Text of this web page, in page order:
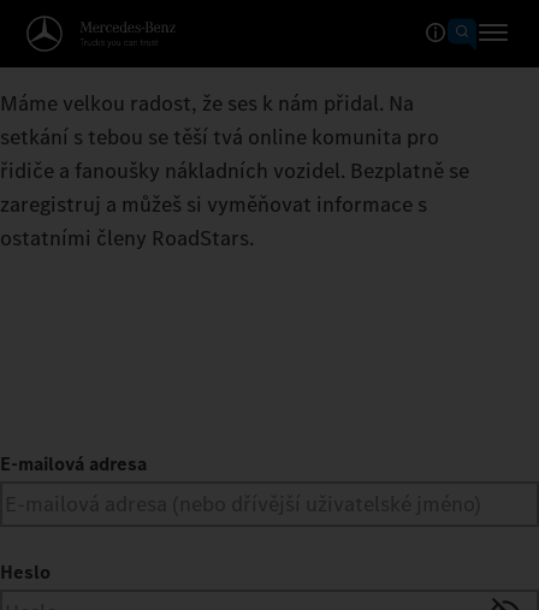
Máme velkou radost, že ses k nám přidal. Na
setkání s tebou se těší tvá online komunita pro
řidiče a fanoušky nákladních vozidel. Bezplatně se
zaregistruj a můžeš si vyměňovat informace s
ostatními členy RoadStars.
E-mailová adresa
Heslo